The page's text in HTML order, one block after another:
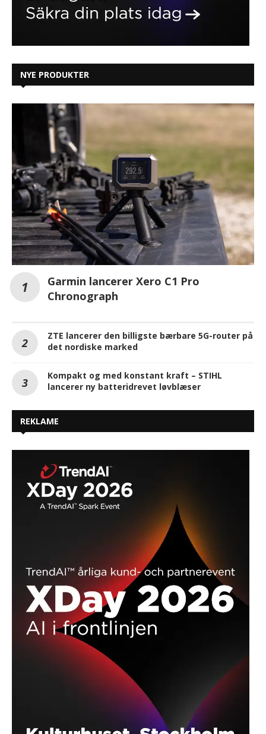
NYE PRODUKTER
Garmin lancerer Xero C1 Pro
Chronograph
ZTE lancerer den billigste bærbare 5G-router på
det nordiske marked
Kompakt og med konstant kraft – STIHL
lancerer ny batteridrevet løvblæser
REKLAME